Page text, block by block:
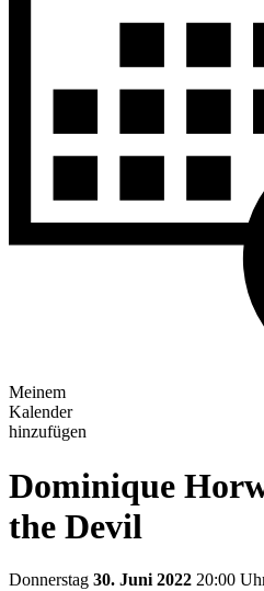
Meinem
Kalender
hinzufügen
Dominique
the Devil
Donnerstag 30. Juni 2022 20:00